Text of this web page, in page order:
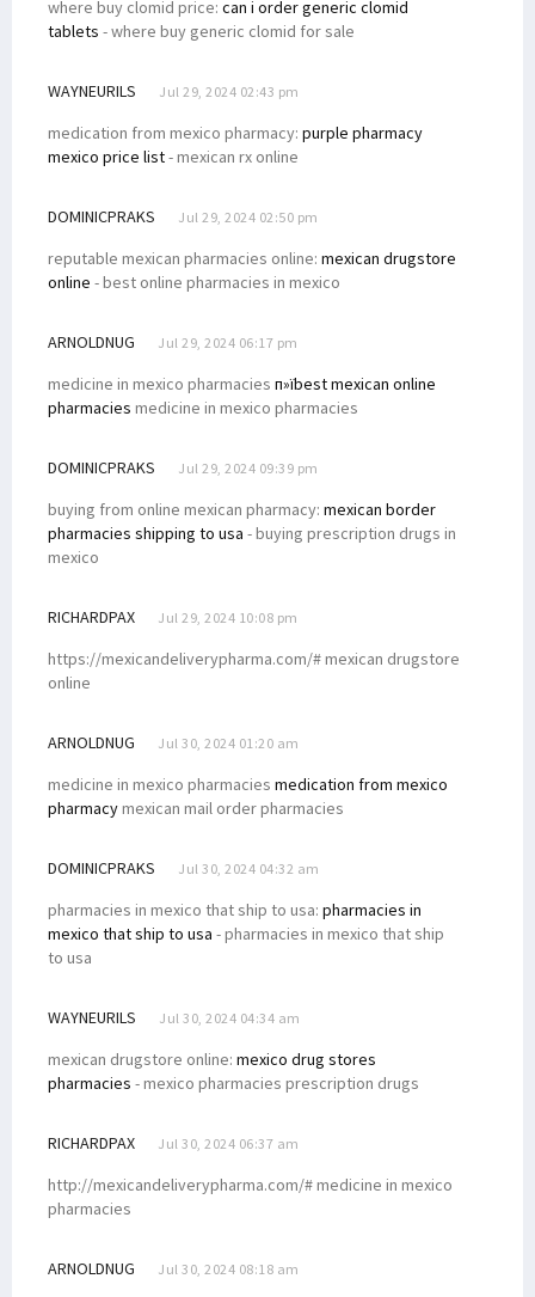
where buy clomid price: can i order generic clomid
tablets - where buy generic clomid for sale
WAYNEURILS Jul 29, 2024 02:43 pm
medication from mexico pharmacy: purple pharmacy
mexico price list- mexican rx online
DOMINICPRAKS Jul 29, 2024 02:50 pm
reputable mexican pharmacies online: mexican drugstore
online - best online pharmacies in mexico
ARNOLDNUG Jul 29, 2024 06:17 pm
medicine in mexico pharmacies п»їbest mexican online
pharmacies medicine in mexico pharmacies
DOMINICPRAKS Jul 29, 2024 09:39 pm
buying from online mexican pharmacy: mexican border
pharmacies shipping to usa - buying prescription drugs in
mexico
RICHARDPAX Jul 29, 2024 10:08 pm
https://mexicandeliverypharma.com/# mexican drugstore
online
ARNOLDNUG Jul 30, 2024 01:20 am
medicine in mexico pharmacies medication from mexico
pharmacymexican mail order pharmacies
DOMINICPRAKS Jul 30, 2024 04:32 am
pharmacies in mexico that ship to usa: pharmacies in
mexico that ship to usa - pharmacies in mexico that ship
to usa
WAYNEURILS Jul 30, 2024 04:34 am
mexican drugstore online: mexico drug stores
pharmacies - mexico pharmacies prescription drugs
RICHARDPAX Jul 30, 2024 06:37 am
http://mexicandeliverypharma.com/# medicine in mexico
pharmacies
ARNOLDNUG Jul 30, 2024 08:18 am